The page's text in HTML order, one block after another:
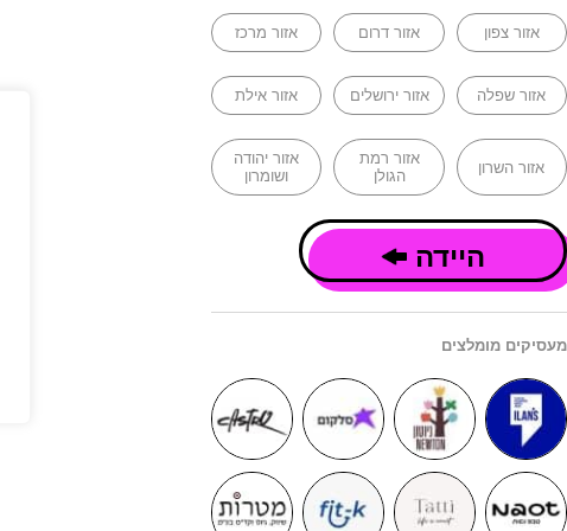
אזור צפון אזור דרום אזור מרכז
אזור שפלה אזור ירושלים אזור אילת
אזור השרון
אזור רמת
הגולן
אזור יהודה
ושומרון
היידה
מעסיקים מומלצים